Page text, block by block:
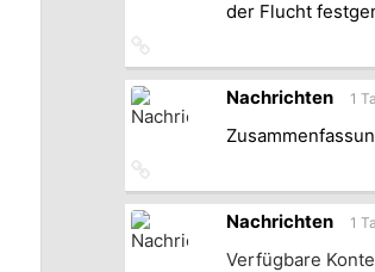
der Flucht
zum
Originalbeitrag
Nachrichten 1
zum
Originalbeitrag
Nachrichten 1
Verfügbare